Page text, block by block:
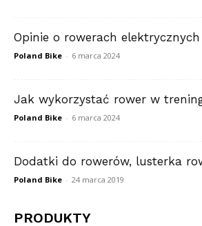
Opinie o rowerach
Poland Bike - 6 marca 2024
Jak wykorzystać rower w
Poland Bike - 6 marca 2024
Dodatki do rowerów, lusterka
Poland Bike - 24 marca 2019
PRODUKTY